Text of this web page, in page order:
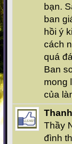
bạn.
ban
hồi ý
cách
quá
Ban
mong
của
Thầy
đình